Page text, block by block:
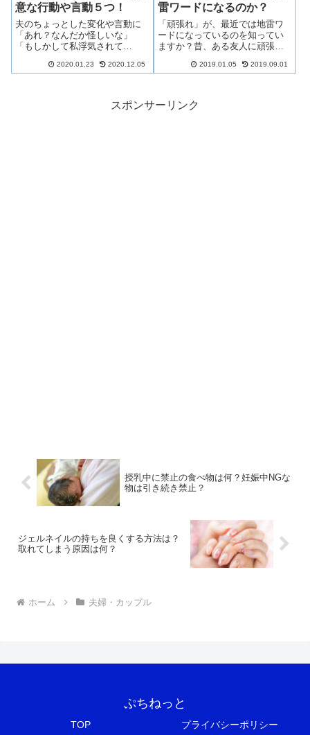
意な行動や言動５つ！
夫のちょっとした変化や言動に
「あれ？なんだか怪しいな」
「もしかして私浮気されて
ありませんか？よくある夫の浮
にぜひチェックしてみて下さ
2020.01.23 2020.12.05
雷ワードになるのか？
「頑張れ」が、最近では地雷ワ
ードになっているのを知ってい
ますか？昔、ある友人に頑張れ
るべく言わないように気を使っ
嬉しかった」と言ってもらえた
言葉や、「頑張れ」がなぜ地雷
2019.01.05 2019.09.01
スポンサーリンク
授乳中に禁止の食べ物は何？妊娠中NGな
物は引き続き禁止？
ジェルネイルの持ちを良くする方法は？
取れてしまう原因は何？
ホーム 夫婦・カップル
ぷちねっと
TOP プライバシーポリシー